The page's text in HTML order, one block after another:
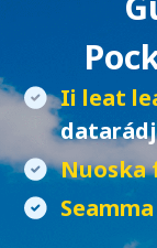
Ii leat
Nuoska